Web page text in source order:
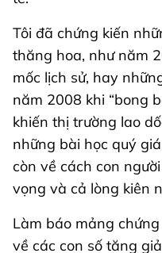
Tôi đã chứng kiến
thăng hoa, như năm
mốc lịch sử, hay
năm 2008 khi “bong
khiến thị trường lao
những bài học quý
còn về cách con
vọng và cả lòng kiên
Làm báo mảng
về các con số tăng